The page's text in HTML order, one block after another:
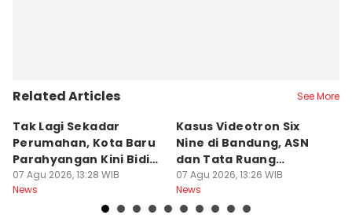
Related Articles See More
Tak Lagi Sekadar
Perumahan, Kota Baru
Parahyangan Kini Bidik
Wisatawan
07 Agu 2026, 13:28 WIB
News
Kasus Videotron Six
Nine di Bandung, ASN
dan Tata Ruang
Diperiksa
07 Agu 2026, 13:26 WIB
News